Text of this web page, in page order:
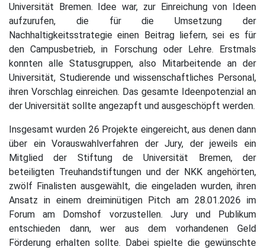
Universität Bremen. Idee war, zur Einreichung von Ideen
aufzurufen, die für die Umsetzung der
Nachhaltigkeitsstrategie einen Beitrag liefern, sei es für
den Campusbetrieb, in Forschung oder Lehre. Erstmals
konnten alle Statusgruppen, also Mitarbeitende an der
Universität, Studierende und wissenschaftliches Personal,
ihren Vorschlag einreichen. Das gesamte Ideenpotenzial an
der Universität sollte angezapft und ausgeschöpft werden.
Insgesamt wurden 26 Projekte eingereicht, aus denen dann
über ein Vorauswahlverfahren der Jury, der jeweils ein
Mitglied der Stiftung de Universität Bremen, der
beteiligten Treuhandstiftungen und der NKK angehörten,
zwölf Finalisten ausgewählt, die eingeladen wurden, ihren
Ansatz in einem dreiminütigen Pitch am 28.01.2026 im
Forum am Domshof vorzustellen. Jury und Publikum
entschieden dann, wer aus dem vorhandenen Geld
Förderung erhalten sollte. Dabei spielte die gewünschte